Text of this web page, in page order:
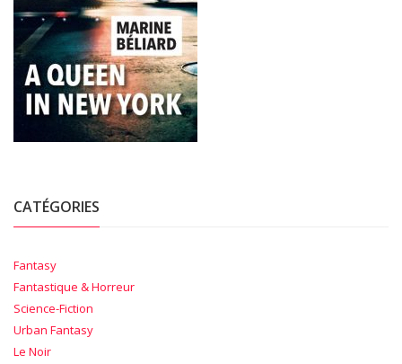
CATÉGORIES
Fantasy
Fantastique & Horreur
Science-Fiction
Urban Fantasy
Le Noir